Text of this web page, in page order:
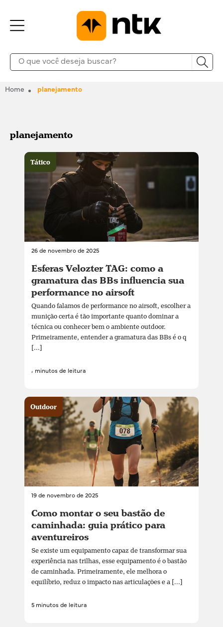
Home planejamento
planejamento
26 de novembro de 2025
Esferas Velozter TAG: como a
gramatura das BBs influencia sua
performance no airsoft
Quando falamos de performance no airsoft, escolher a
munição certa é tão importante quanto dominar a
técnica ou conhecer bem o ambiente outdoor.
Primeiramente, entender a gramatura das BBs é o q
[...]
4 minutos de leitura
Tático
19 de novembro de 2025
Como montar o seu bastão de
caminhada: guia prático para
aventureiros
Se existe um equipamento capaz de transformar sua
experiência nas trilhas, esse equipamento é o bastão
de caminhada. Primeiramente, ele melhora o
equilíbrio, reduz o impacto nas articulações e a [...]
5 minutos de leitura
Outdoor